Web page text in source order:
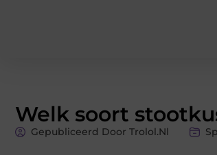
Welk soort
Gepubliceerd Door Trolol.nl